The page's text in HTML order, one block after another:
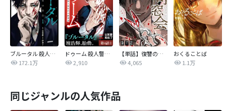
ブルータル 殺人警察官の告白
172.1万
ドゥーム 殺人警察官の断罪録 分冊版
2,910
【単話】復讐の同窓会
4,065
おくることば
1.1万
同じジャンルの人気作品